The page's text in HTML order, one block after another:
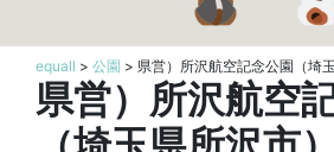
equall > 公園 > 県営）所沢航空記念公園（埼
県営）所沢航空